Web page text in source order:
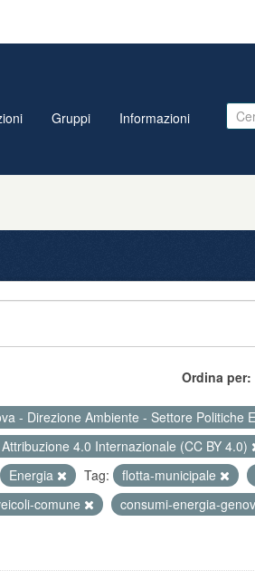
Gruppi Informazioni
Ordina per
- Direzione Ambiente - Settore Politiche
4.0 Internazionale (CC BY 4.0)
Energia Tag: flotta-municipale
comune
consumi-energia-